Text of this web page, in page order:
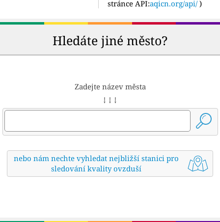
stránce API:aqicn.org/api/ )
Hledáte jiné město?
Zadejte název města
↓ ↓ ↓
nebo nám nechte vyhledat nejbližší stanici pro
sledování kvality ovzduší